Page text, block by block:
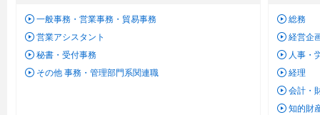
一般事務・営業事務・貿易事務
営業アシスタント
秘書・受付事務
その他 事務・管理部門系関連職
総務
経営企
人事・
経理
会計・
知的財